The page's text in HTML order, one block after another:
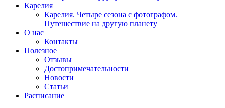
Карелия
Карелия. Четыре сезона с фотографом.
Путешествие на другую планету
О нас
Контакты
Полезное
Отзывы
Достопримечательности
Новости
Статьи
Расписание